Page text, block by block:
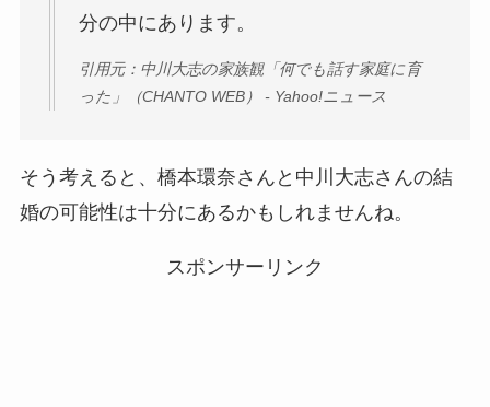
分の中にあります。
引用元：中川大志の家族観「何でも話す家庭に育
った」（CHANTO WEB） - Yahoo!ニュース
そう考えると、橋本環奈さんと中川大志さんの結
婚の可能性は十分にあるかもしれませんね。
スポンサーリンク